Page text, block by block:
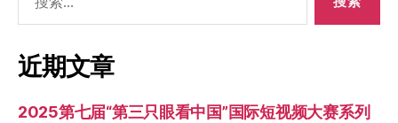
索：
近期文章
2025第七届“第三只眼看中国”国际短视频大赛系列